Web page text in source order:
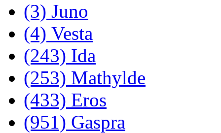
(3) Juno
(4) Vesta
(243) Ida
(253) Mathylde
(433) Eros
(951) Gaspra